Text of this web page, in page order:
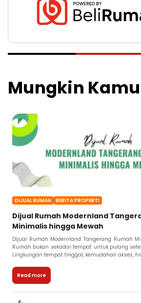
Mungkin
DIJUAL RUMAH BERITA PROPERTI
Dijual Rumah Modernland
Minimalis hingga Mewah
Dijual Rumah Modernland Tangerang Rumah
Rumah bukan sekadar tempat untuk pulang
Lingkungan tempat tinggal, kemudahan akses,
Read more